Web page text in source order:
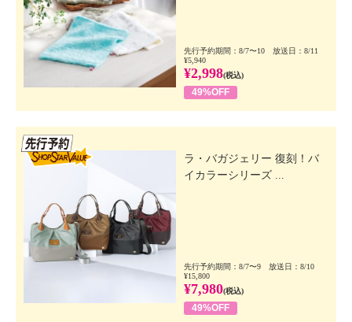
先行予約期間：8/7〜10 放送日：8/11
¥5,940
¥2,998(税込)
49%OFF
ラ・バガジェリー 復刻！バ
イカラーシリーズ ...
先行予約期間：8/7〜9 放送日：8/10
¥15,800
¥7,980(税込)
49%OFF